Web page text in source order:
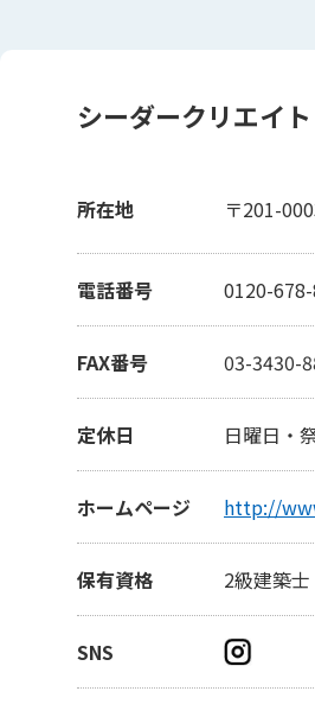
シーダークリエイ
所在地 〒201-
電話番号 0120-
FAX番号 03-3430-
定休日 日曜日・
ホームページ http://
保有資格 2級建築
SNS